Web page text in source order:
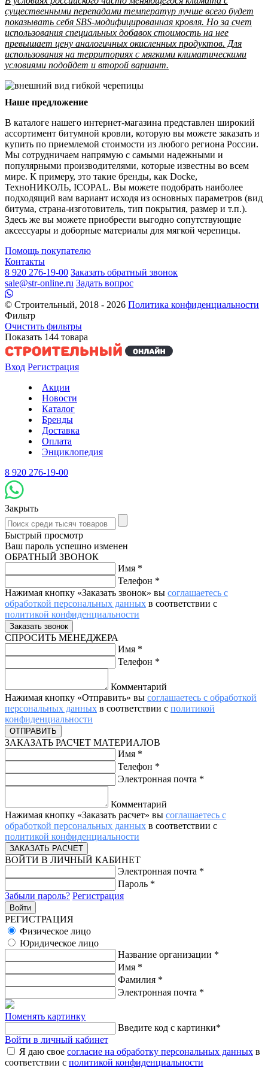
существенными перепадами температур лучше всего будет
показывать себя SBS-модифицированная кровля. Но за счет
использования специальных добавок стоимость на нее
превышает цену аналогичных окисленных продуктов. Для
использования на территориях с мягкими климатическими
условиями подойдет и второй вариант.
Наше предложение
В каталоге нашего интернет-магазина представлен широкий
ассортимент битумной кровли, которую вы можете заказать и
купить по приемлемой стоимости из любого региона России.
Мы сотрудничаем напрямую с самыми надежными и
популярными производителями, которые известны во всем
мире. К примеру, это такие бренды, как Docke,
ТехноНИКОЛЬ, ICOPAL. Вы можете подобрать наиболее
подходящий вам вариант исходя из основных параметров (вид
битума, страна-изготовитель, тип покрытия, размер и т.п.).
Здесь же вы можете приобрести выгодно сопутствующие
аксессуары и доборные материалы для мягкой черепицы.
Помощь покупателю
Контакты
8 920 276-19-00 Заказать обратный звонок
sale@str-online.ru Задать вопрос
© Строительный, 2018 - 2026 Политика конфиденциальности
Фильтр
Очистить фильтры
Показать 144 товара
Вход Регистрация
Акции
Новости
Каталог
Бренды
Доставка
Оплата
Энциклопедия
8 920 276-19-00
Закрыть
Быстрый просмотр
Ваш пароль успешно изменен
ОБРАТНЫЙ ЗВОНОК
Имя *
Телефон *
Нажимая кнопку «Заказать звонок» вы соглашаетесь с
обработкой персональных данных в соответствии с
политикой конфиденциальности
СПРОСИТЬ МЕНЕДЖЕРА
Имя *
Телефон *
Комментарий
Нажимая кнопку «Отправить» вы соглашаетесь с обработкой
персональных данных в соответствии с политикой
конфиденциальности
ЗАКАЗАТЬ РАСЧЕТ МАТЕРИАЛОВ
Имя *
Телефон *
Электронная почта *
Комментарий
Нажимая кнопку «Заказать расчет» вы соглашаетесь с
обработкой персональных данных в соответствии с
политикой конфиденциальности
ВОЙТИ В ЛИЧНЫЙ КАБИНЕТ
Электронная почта *
Пароль *
Забыли пароль? Регистрация
РЕГИСТРАЦИЯ
Физическое лицо
Юридическое лицо
Название организации *
Имя *
Фамилия *
Электронная почта *
Поменять картинку
Введите код с картинки*
Войти в личный кабинет
Я даю свое согласие на обработку персональных данных в
соответствии с политикой конфиденциальности